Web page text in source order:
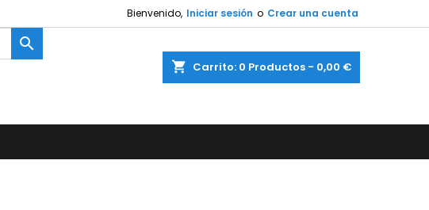
Bienvenido, Iniciar sesión o Crear una cuenta
shopping_cart Carrito: 0 Productos - 0,00 €
